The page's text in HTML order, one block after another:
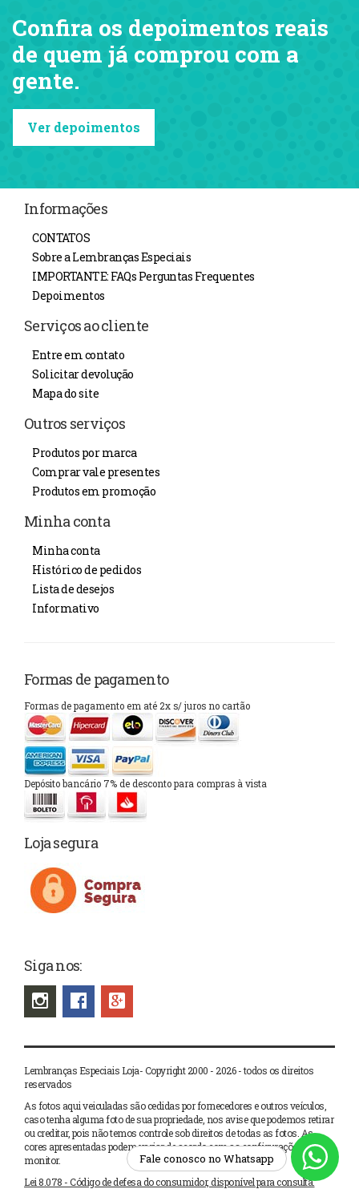
Confira os depoimentos reais
de quem já comprou com a
gente.
Ver depoimentos
Informações
CONTATOS
Sobre a Lembranças Especiais
IMPORTANTE: FAQs Perguntas Frequentes
Depoimentos
Serviços ao cliente
Entre em contato
Solicitar devolução
Mapa do site
Outros serviços
Produtos por marca
Comprar vale presentes
Produtos em promoção
Minha conta
Minha conta
Histórico de pedidos
Lista de desejos
Informativo
Formas de pagamento
Formas de pagamento em até 2x s/ juros no cartão
Depósito bancário 7% de desconto para compras à vista
Loja segura
Siga nos:
Lembranças Especiais Loja- Copyright 2000 - 2026 - todos os direitos
reservados
As fotos aqui veiculadas são cedidas por fornecedores e outros veículos,
caso tenha alguma foto de sua propriedade, nos avise que podemos retirar
ou creditar, pois não temos controle sob direitos de todas as fotos. As
cores apresentadas podem variar de acordo com as configurações de seu
monitor.
Lei 8.078 - Código de defesa do consumidor, disponível para consulta.
Fale conosco no Whatsapp